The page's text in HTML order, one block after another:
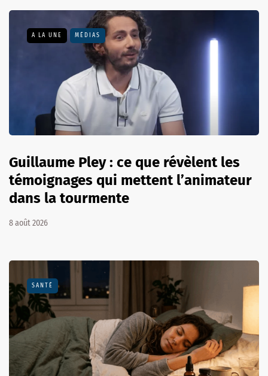
A LA UNE MÉDIAS
Guillaume Pley : ce que révèlent les
témoignages qui mettent l’animateur
dans la tourmente
8 août 2026
SANTÉ